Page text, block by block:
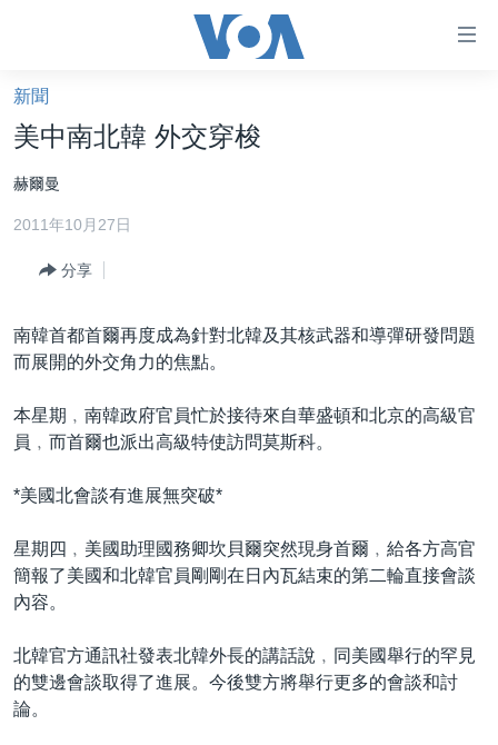
礙
鏈
接
跳
轉
轉
到
跳
檢
索
港澳
台灣
美中關係
新聞自由
美國
經貿
視頻
VOA 60秒 (國際)
美國專訊
時事經緯
新聞音頻
國語
新聞
美中南北韓 外交穿梭
赫爾曼
2011年10月27日
分享
南韓首都首爾再度成為針對北韓及其核武器和導彈研發問題
而展開的外交角力的焦點。
本星期﹐南韓政府官員忙於接待來自華盛頓和北京的高級官
員﹐而首爾也派出高級特使訪問莫斯科。
*美國北會談有進展無突破*
星期四﹐美國助理國務卿坎貝爾突然現身首爾﹐給各方高官
簡報了美國和北韓官員剛剛在日內瓦結束的第二輪直接會談
內容。
北韓官方通訊社發表北韓外長的講話說﹐同美國舉行的罕見
的雙邊會談取得了進展。今後雙方將舉行更多的會談和討
論。